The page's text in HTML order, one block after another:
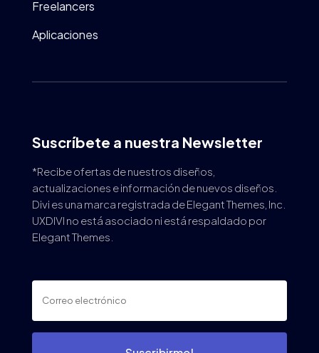
Freelancers
Aplicaciones
Suscríbete a nuestra Newsletter
*Recibe ofertas de nuestros diseños,
actualizaciones e información de nuevos diseños.
Divi es una marca registrada de Elegant Themes, Inc.
UXDIVI no está asociado ni está respaldado por
Elegant Themes.